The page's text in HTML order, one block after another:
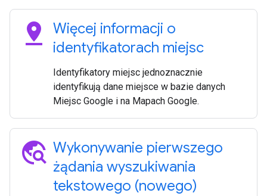
pin_drop
Więcej informacji o
identyfikatorach miejsc
Identyfikatory miejsc jednoznacznie
identyfikują dane miejsce w bazie danych
Miejsc Google i na Mapach Google.
travel_explore Wykonywanie pierwszego
żądania wyszukiwania
tekstowego (nowego)